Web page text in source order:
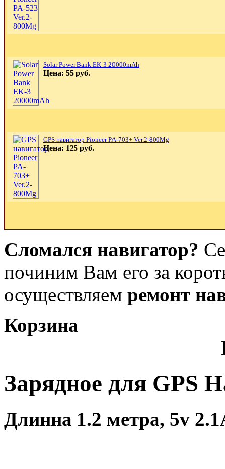
Solar Power Bank EK-3 20000mAh
Цена: 55 руб.
GPS навигатор Pioneer PA-703+ Ver.2-800Mg
Цена: 125 руб.
Сломался навигатор?
починим Вам его за
осуществляем ремонт
Корзина
Зарядное для GPS
Длинна 1.2 метра, 5v